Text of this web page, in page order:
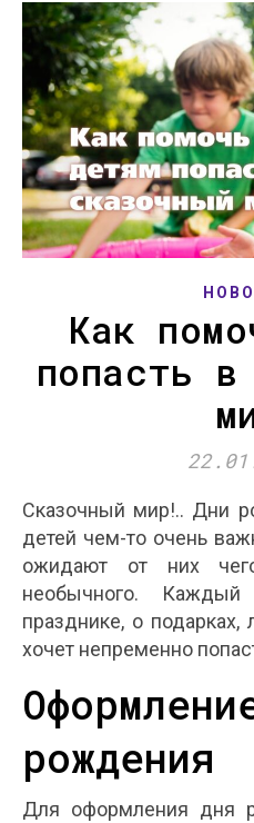
Как
попасть в
Сказочный мир!.. Дни рождения являются для
детей чем-то очень
ожидают от них
необычного.
празднике, о
хочет непременно
рождения
Для оформления дня